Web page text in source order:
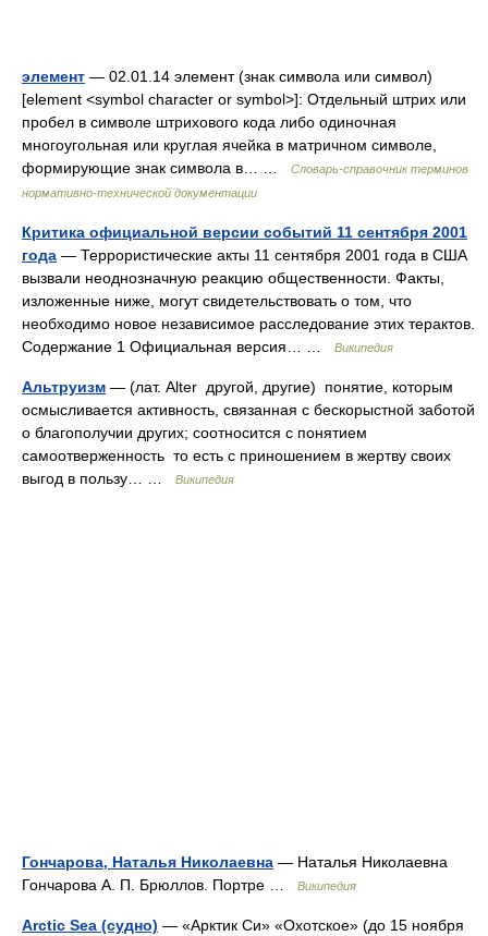
элемент — 02.01.14 элемент (знак символа или символ)
[element <symbol character or symbol>]: Отдельный штрих или
пробел в символе штрихового кода либо одиночная
многоугольная или круглая ячейка в матричном символе,
формирующие знак символа в… …
Словарь-справочник терминов
нормативно-технической документации
Критика официальной версии событий 11 сентября 2001
года — Террористические акты 11 сентября 2001 года в США
вызвали неоднозначную реакцию общественности. Факты,
изложенные ниже, могут свидетельствовать о том, что
необходимо новое независимое расследование этих терактов.
Содержание 1 Официальная версия… …
Википедия
Альтруизм — (лат. Alter другой, другие) понятие, которым
осмысливается активность, связанная с бескорыстной заботой
о благополучии других; соотносится с понятием
самоотверженность то есть с приношением в жертву своих
выгод в пользу… …
Википедия
Гончарова, Наталья Николаевна — Наталья Николаевна
Гончарова А. П. Брюллов. Портре …
Википедия
Arctic Sea (судно) — «Арктик Си» «Охотское» (до 15 ноября